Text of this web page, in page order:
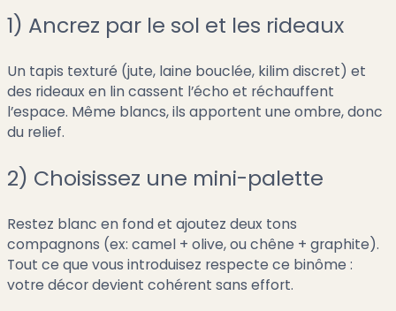
1) Ancrez par le sol et les rideaux
Un tapis texturé (jute, laine bouclée, kilim discret) et
des rideaux en lin cassent l’écho et réchauffent
l’espace. Même blancs, ils apportent une ombre, donc
du relief.
2) Choisissez une mini-palette
Restez blanc en fond et ajoutez deux tons
compagnons (ex: camel + olive, ou chêne + graphite).
Tout ce que vous introduisez respecte ce binôme :
votre décor devient cohérent sans effort.